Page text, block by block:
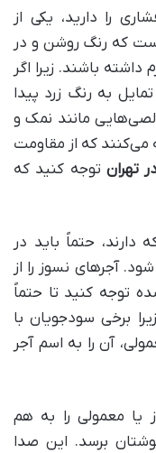
را دارید، یکی از
که رنگ روشن و در
در حدود 2 کیلوگرم داشته باشند. زیرا اگر
به رنگ زرد پیدا
مانند نمک و
که از مقاومت
تهرانتوجه کنید که
حتماً باید در
آجر‌های نسوز را از
توجه کنید تا حتماً
برخی سودجویان با
آن را به اسم آجر
یا معمولی را به هم
برسد. این صدا